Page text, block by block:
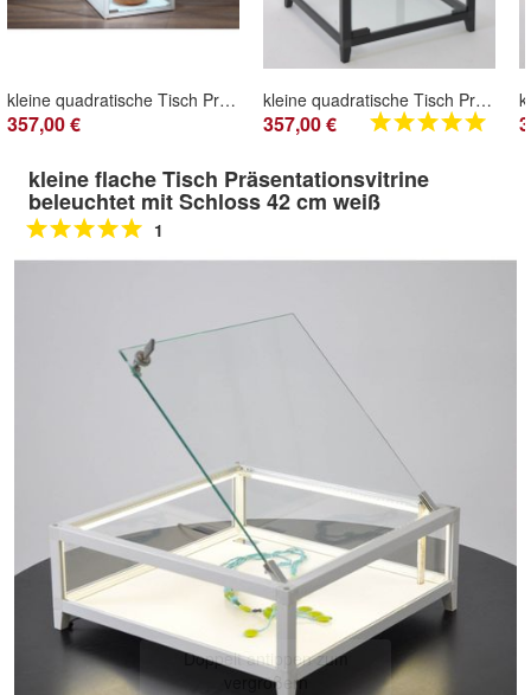
kleine quadratische Tisch Präsentationsvitrine beleuchtet & Schloss 32 cm weiß
357,00 €
kleine quadratische Tisch Präsentationsvitrine beleuchtet & Schloss 32cm schwarz
357,00 €
kleine flache Tisch Präsentationsvitrine
beleuchtet mit Schloss 42 cm weiß
1
Doppelt antippen zum
vergrößern